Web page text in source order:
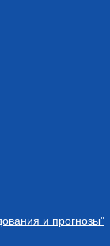
и прогнозы"